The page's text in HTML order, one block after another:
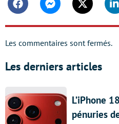
FacebookMessengerTwitter
Les commentaires sont fermés.
Les derniers articles
L’iPhone
pénuries